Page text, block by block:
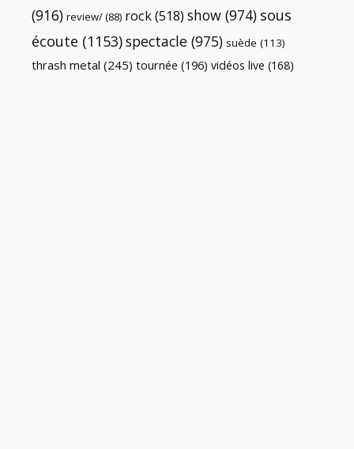
(916) review/(88) rock(518) show (974) sous
écoute (1153)spectacle (975) suède (113)
thrash metal (245) tournée (196) vidéos live (168)